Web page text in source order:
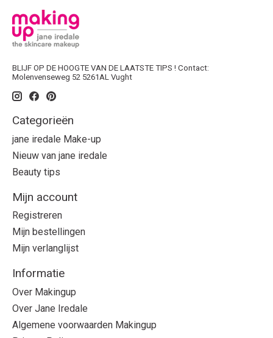
BLIJF OP DE HOOGTE VAN DE LAATSTE TIPS ! Contact:
Molenvenseweg 52 5261AL Vught
Categorieën
jane iredale Make-up
Nieuw van jane iredale
Beauty tips
Mijn account
Registreren
Mijn bestellingen
Mijn verlanglijst
Informatie
Over Makingup
Over Jane Iredale
Algemene voorwaarden Makingup